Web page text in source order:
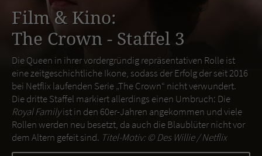
Film & Kino:
The Crown - Staffel 3
Die Queen in ihrer vordergründig repräsentativen Rolle ist
eine zeitgeschichtliche Ikone, sodass der Erfolg der seit 2016
bei Netflix laufenden Serie „The Crown“ nicht verwundert.
Die dritte Staffel markiert allerdings einen Umbruch: Die
Royal Familyist in den 60er-Jahren angekommen und viele
Rollen werden neu besetzt, da auch die Blaublüter nicht vor
dem Altern gefeit sind. Titel-Motiv: ©Des Willie / Netflix